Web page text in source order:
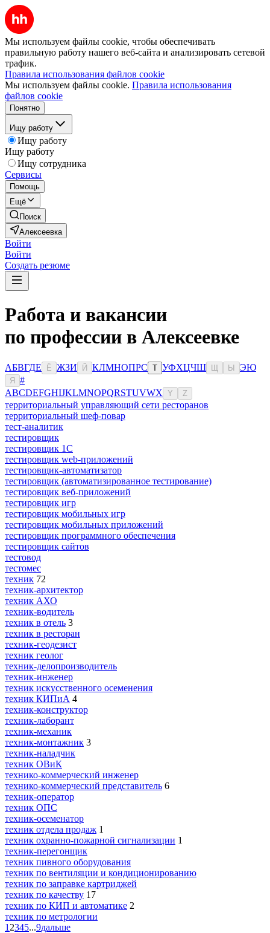
Мы используем файлы cookie, чтобы обеспечивать
правильную работу нашего веб-сайта и анализировать сетевой
трафик.
Правила использования файлов cookie
Мы используем файлы cookie. Правила использования
файлов cookie
Понятно
Ищу работу
Ищу работу
Ищу работу
Ищу сотрудника
Сервисы
Помощь
Ещё
Поиск
Алексеевка
Войти
Войти
Создать резюме
Работа и вакансии
по профессии в Алексеевке
АБВГДЕ Ё ЖЗИ Й КЛМНОПРС Т УФХЦЧШ Ы ЭЮ
Я
#
ABCDEFGHIJKLMNOPQRSTUVWX Y Z
территориальный управляющий сети ресторанов
территориальный шеф-повар
тест-аналитик
тестировщик
тестировщик 1С
тестировщик web-приложений
тестировщик-автоматизатор
тестировщик (автоматизированное тестирование)
тестировщик веб-приложений
тестировщик игр
тестировщик мобильных игр
тестировщик мобильных приложений
тестировщик программного обеспечения
тестировщик сайтов
тестовод
тестомес
техник 72
техник-архитектор
техник АХО
техник-водитель
техник в отель 3
техник в ресторан
техник-геодезист
техник геолог
техник-делопроизводитель
техник-инженер
техник искусственного осеменения
техник КИПиА 4
техник-конструктор
техник-лаборант
техник-механик
техник-монтажник 3
техник-наладчик
техник ОВиК
технико-коммерческий инженер
технико-коммерческий представитель 6
техник-оператор
техник ОПС
техник-осеменатор
техник отдела продаж 1
техник охранно-пожарной сигнализации 1
техник-перегонщик
техник пивного оборудования
техник по вентиляции и кондиционированию
техник по заправке картриджей
техник по качеству 17
техник по КИП и автоматике 2
техник по метрологии
1 2345...9дальше